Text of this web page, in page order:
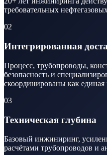
требовательных
02
Интегрированная
Процесс, трубопроводы,
безопасность и
скоординированы как
03
Техническая глубина
Базовый инжиниринг,
расчётами трубопроводов и